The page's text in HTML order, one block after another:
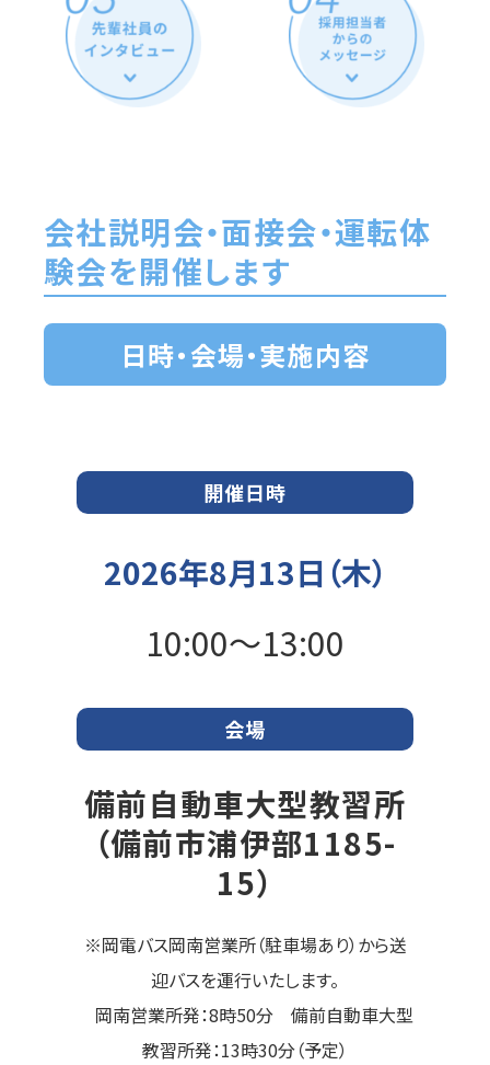
会社説明会・面接会・運転体
験会を開催します
日時・会場・実施内容
開催日時
2026年8月13日（木）
10:00～13:00
会場
備前自動車大型教習所
（備前市浦伊部1185-
15）
※岡電バス岡南営業所（駐車場あり）から送
迎バスを運行いたします。
岡南営業所発：8時50分 備前自動車大型
教習所発：13時30分（予定）